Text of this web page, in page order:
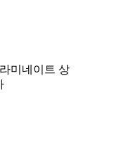
미네이트 상